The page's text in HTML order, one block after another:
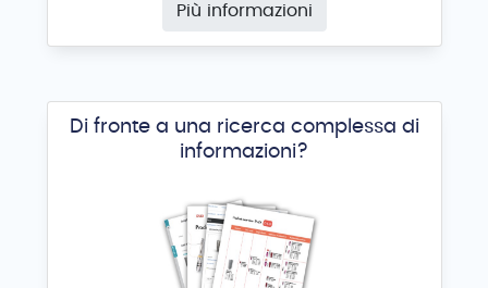
Più informazioni
Di fronte a una ricerca complessa di
informazioni?